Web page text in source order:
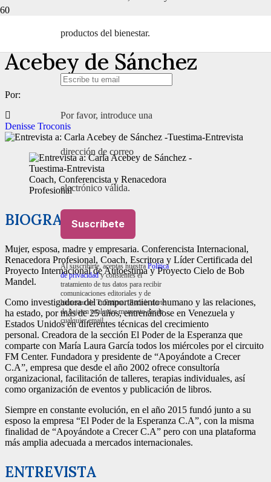
productos del bienestar.
Por favor, introduce una
dirección de correo
electrónico válida.
Suscríbete
Al suscribirte, aceptas nuestra Política
de privacidady consientes el
tratamiento de tus datos para recibir
comunicaciones editoriales y de
bienestar de TuEstima. Podrás darte
de baja en cualquier momento desde
cualquier email.
Entrevista a: Carla
Acebey de Sánchez
Por:
Denisse Troconis
Coach, Conferencista y Renacedora
Profesional
BIOGRAFÍA
Mujer, esposa, madre y empresaria. Conferencista Internacional,
Renacedora Profesional, Coach, Escritora y Líder Certificada del
Proyecto Internacional de Autoestima y Proyecto Cielo de Bob
Mandel.
Como investigadora del comportamiento humano y las relaciones,
ha estado, por más de 25 años, entrenándose en Venezuela y
Estados Unidos en diferentes técnicas del crecimiento
personal. Creadora de la sección El Poder de la Esperanza que
comparte con María Laura García todos los miércoles por el circuito
FM Center. Fundadora y presidente de “Apoyándote a Crecer
C.A”, empresa que desde el año 2002 ofrece consultoría
organizacional, facilitación de talleres, terapias individuales, así
como organización de eventos y publicación de libros.
Siempre en constante evolución, en el año 2015 fundó junto a su
esposo la empresa “El Poder de la Esperanza C.A”, con la misma
finalidad de “Apoyándote a Crecer C.A” pero con una plataforma
más amplia adecuada a mercados internacionales.
ENTREVISTA